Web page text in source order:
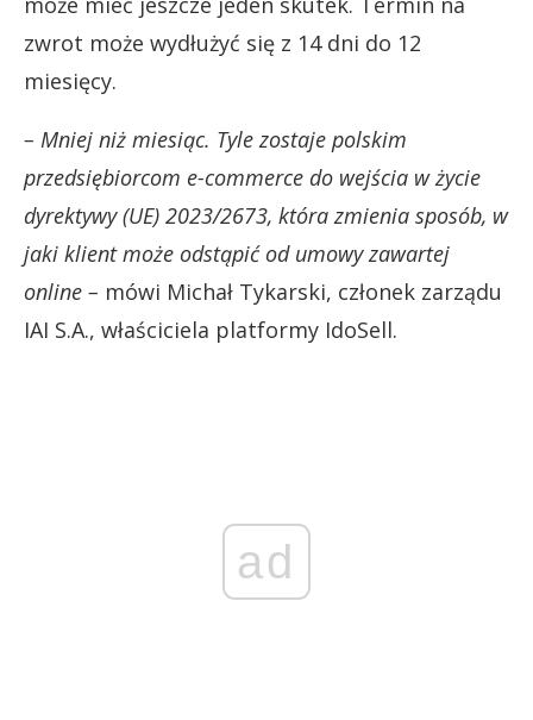
zwrot może wydłużyć się z 14 dni do 12
miesięcy.
– Mniej niż miesiąc. Tyle zostaje polskim
przedsiębiorcom e-commerce do wejścia w życie
dyrektywy (UE) 2023/2673, która zmienia sposób, w
jaki klient może odstąpić od umowy zawartej
online – mówi Michał Tykarski, członek zarządu
IAI S.A., właściciela platformy IdoSell.
ad